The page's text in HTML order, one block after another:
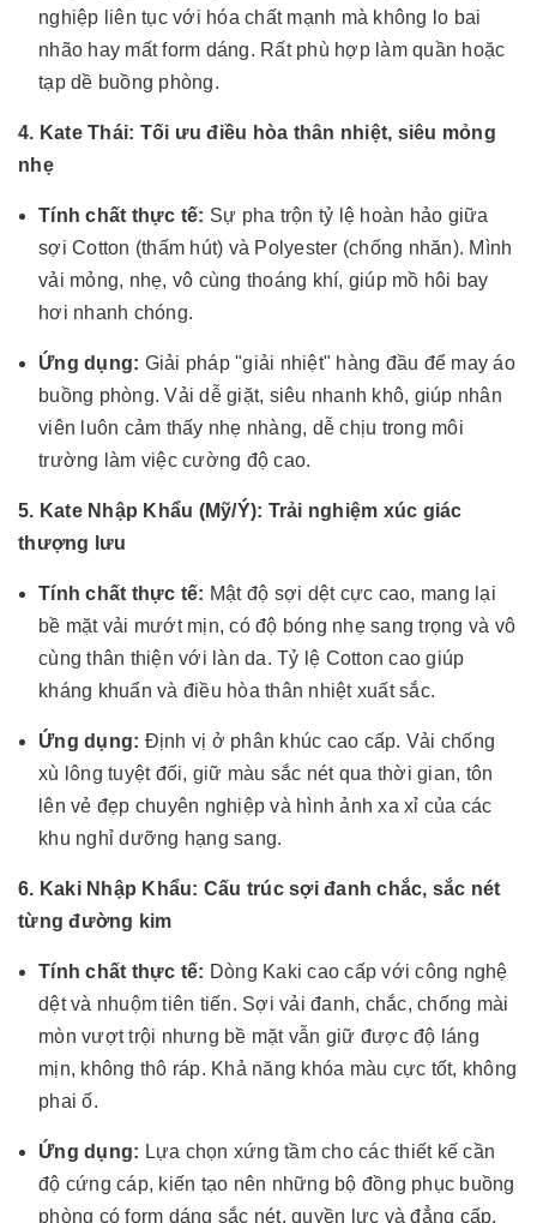
nghiệp liên tục với hóa chất mạnh mà không lo bai
nhão hay mất form dáng. Rất phù hợp làm quần hoặc
tạp dề buồng phòng.
4. Kate Thái: Tối ưu điều hòa thân nhiệt, siêu mỏng
nhẹ
Tính chất thực tế: Sự pha trộn tỷ lệ hoàn hảo giữa
sợi Cotton (thấm hút) và Polyester (chống nhăn). Mình
vải mỏng, nhẹ, vô cùng thoáng khí, giúp mồ hôi bay
hơi nhanh chóng.
Ứng dụng: Giải pháp "giải nhiệt" hàng đầu để may áo
buồng phòng. Vải dễ giặt, siêu nhanh khô, giúp nhân
viên luôn cảm thấy nhẹ nhàng, dễ chịu trong môi
trường làm việc cường độ cao.
5. Kate Nhập Khẩu (Mỹ/Ý): Trải nghiệm xúc giác
thượng lưu
Tính chất thực tế: Mật độ sợi dệt cực cao, mang lại
bề mặt vải mướt mịn, có độ bóng nhẹ sang trọng và vô
cùng thân thiện với làn da. Tỷ lệ Cotton cao giúp
kháng khuẩn và điều hòa thân nhiệt xuất sắc.
Ứng dụng: Định vị ở phân khúc cao cấp. Vải chống
xù lông tuyệt đối, giữ màu sắc nét qua thời gian, tôn
lên vẻ đẹp chuyên nghiệp và hình ảnh xa xỉ của các
khu nghỉ dưỡng hạng sang.
6. Kaki Nhập Khẩu: Cấu trúc sợi đanh chắc, sắc nét
từng đường kim
Tính chất thực tế: Dòng Kaki cao cấp với công nghệ
dệt và nhuộm tiên tiến. Sợi vải đanh, chắc, chống mài
mòn vượt trội nhưng bề mặt vẫn giữ được độ láng
mịn, không thô ráp. Khả năng khóa màu cực tốt, không
phai ố.
Ứng dụng: Lựa chọn xứng tầm cho các thiết kế cần
độ cứng cáp, kiến tạo nên những bộ đồng phục buồng
phòng có form dáng sắc nét, quyền lực và đẳng cấp.